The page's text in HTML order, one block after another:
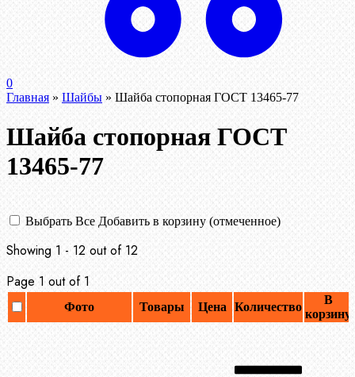
0
Главная » Шайбы » Шайба стопорная ГОСТ 13465-77
Шайба стопорная ГОСТ
13465-77
Выбрать Все Добавить в корзину (отмеченное)
Showing 1 - 12 out of 12
Page 1 out of 1
Фото Товары Цена Количество
В
корзину